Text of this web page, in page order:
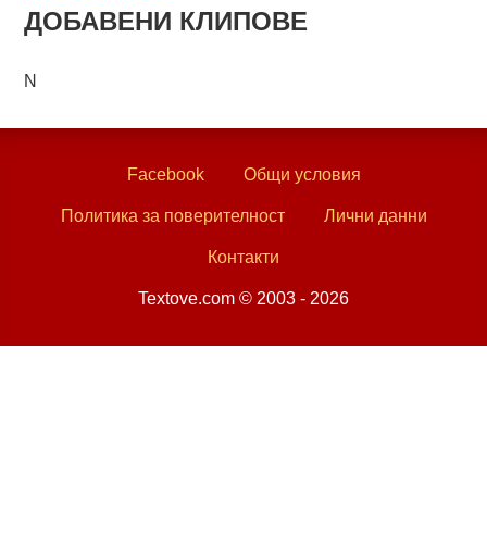
ДОБАВЕНИ КЛИПОВЕ
N
Facebook Общи условия
Политика за поверителност Лични данни
Контакти
Textove.com © 2003 - 2026